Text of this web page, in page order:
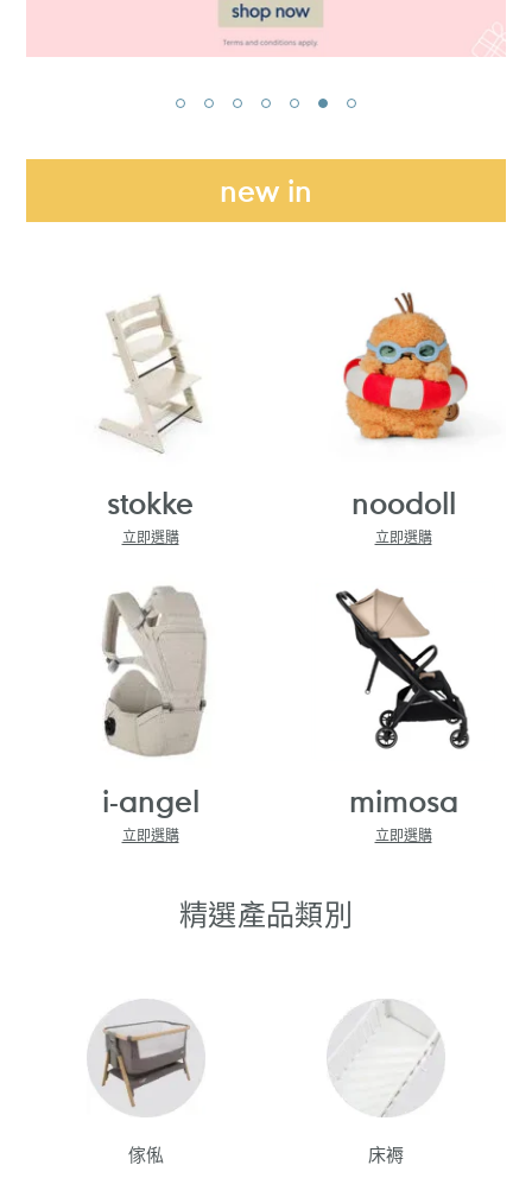
new in
stokke
立即選購
noodoll
立即選購
i-angel
立即選購
mimosa
立即選購
精選產品類別
傢俬 床褥